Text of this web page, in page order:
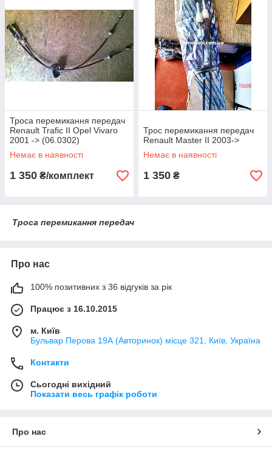
Троса перемикання передач
Renault Trafic II Opel Vivaro
2001 -> (06.0302)
Немає в наявності
1 350 ₴/комплект
Трос перемикання передач
Renault Master II 2003->
Немає в наявності
1 350 ₴
Троса перемикання передач
Про нас
100% позитивних з 36 відгуків за рік
Працює з 16.10.2015
м. Київ
Бульвар Перова 19А (Авторинок) місце 321, Київ, Україна
Контакти
Сьогодні вихідний
Показати весь графік роботи
Про нас